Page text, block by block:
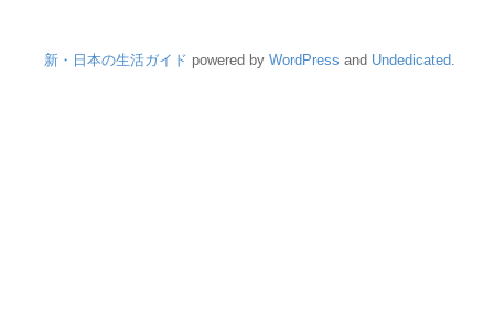
新・日本の生活ガイド powered by WordPress and Undedicated.